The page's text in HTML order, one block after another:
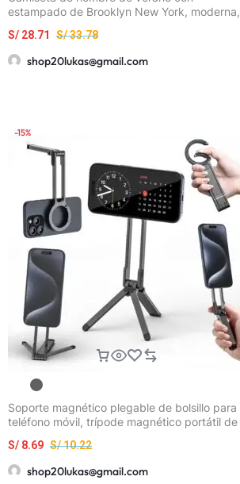
estampado de Brooklyn New York, moderna,
alta calidad
S/33.78
S/ 28.71
shop20lukas@gmail.com
-15%
Soporte magnético plegable de bolsillo para
teléfono móvil, trípode magnético portátil de
S/10.22
S/ 8.69
shop20lukas@gmail.com